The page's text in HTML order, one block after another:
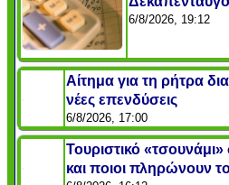
6/8/2026, 19:12
Αίτημα για τη ρήτρα
νέες επενδύσεις
6/8/2026, 17:00
Τουριστικό
και ποιοι πληρώνουν